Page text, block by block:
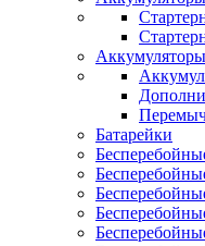
Батарейки